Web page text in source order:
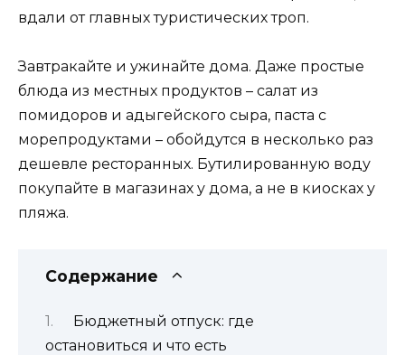
вдали от главных туристических троп.
Завтракайте и ужинайте дома. Даже простые
блюда из местных продуктов – салат из
помидоров и адыгейского сыра, паста с
морепродуктами – обойдутся в несколько раз
дешевле ресторанных. Бутилированную воду
покупайте в магазинах у дома, а не в киосках у
пляжа.
Содержание
Бюджетный отпуск: где
остановиться и что есть